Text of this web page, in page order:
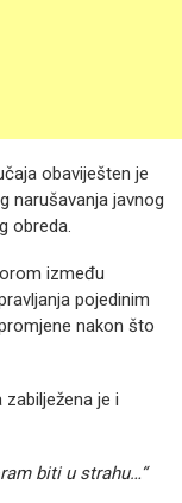
obaviješten je
narušavanja javnog
obreda.
između
pojedinim
nakon što
je i
biti u strahu…“